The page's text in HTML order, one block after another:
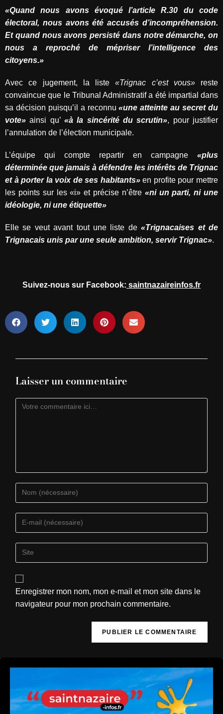
«Quand nous avons évoqué l’article R.30 du code
électoral, nous avons été accusés d’incompréhension.
Et quand nous avons persisté dans notre démarche, on
nous a reproché de mépriser l’intelligence des
citoyens.»
Avec ce jugement, la liste«Trignac c’est vous»reste
convaincue que le Tribunal Administratif a été impartial dans
sa décision puisqu’il a reconnu«une atteinte au secret du
vote» ainsi qu’ «à la sincérité du scrutin», pour justifier
l’annulation de l’élection municipale.
L’équipe qui compte repartir en campagne «plus
déterminée que jamais à défendre les intérêts de Trignac
et à porter la voix de ses habitants»en profite pour mettre
les points sur les «i» et précise n’être «ni un parti, ni une
idéologie, ni une étiquette»
Elle se veut avant tout une liste de«Trignacaises et de
Trignacais unis par une seule ambition, servir Trignac».
Suivez-nous sur Facebook: saintnazaireinfos.fr
Laisser un commentaire
Enregistrer mon nom, mon e-mail et mon site dans le
navigateur pour mon prochain commentaire.